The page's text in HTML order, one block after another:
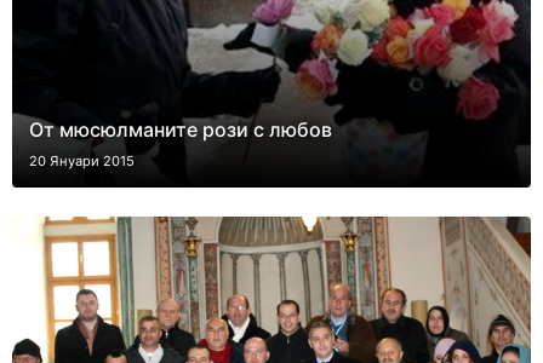
От мюсюлманите рози с любов
20 Януари 2015